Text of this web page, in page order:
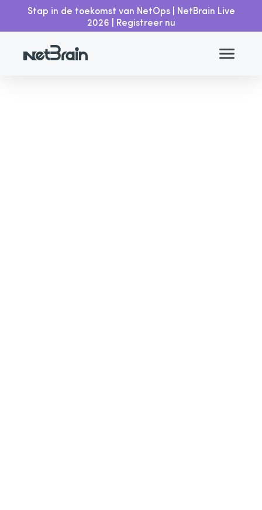
Stap in de toekomst van NetOps | NetBrain Live
2026 | Registreer nu
Home Informatiebronnen
Geautomatiseerd
ticket met
Servicenow